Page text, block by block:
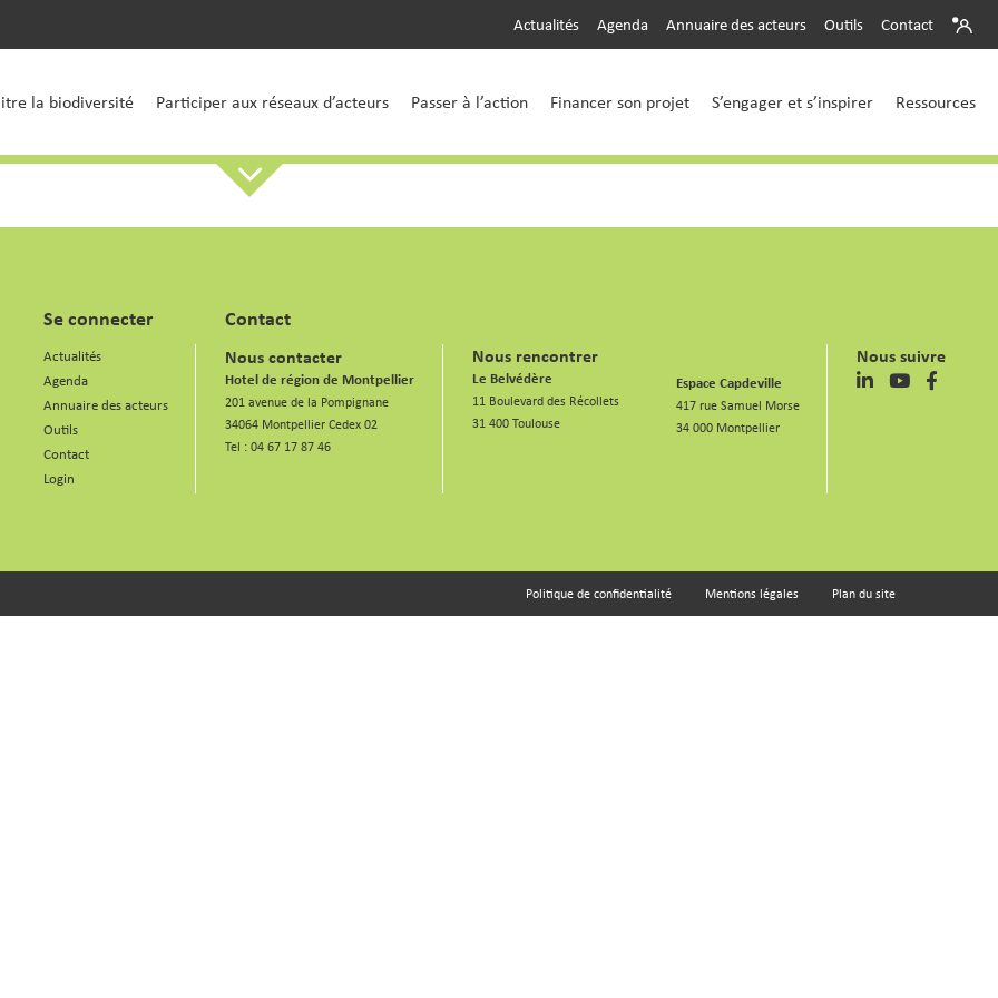
Actualités Agenda Annuaire des acteurs Outils Contact
la biodiversité Participer aux réseaux d’acteurs Passer à l’action Financer son projet S’engager et s’inspirer Ressources
Se connecter
Actualités
Agenda
Annuaire des acteurs
Outils
Contact
Login
Contact
Nous contacter
Hotel de région de Montpellier
201 avenue de la Pompignane
34064 Montpellier Cedex 02
Tel :04 67 17 87 46
Nous rencontrer
Le Belvédère
11 Boulevard des Récollets
31 400 Toulouse
Espace Capdeville
417 rue Samuel Morse
34 000 Montpellier
Nous suivre
Politique de confidentialité Mentions légales Plan du site